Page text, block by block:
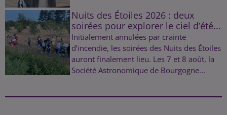
Nuits des Étoiles 2026 : deux
soirées pour explorer le ciel d’été...
Initialement annulées par crainte
d’incendie, les soirées des Nuits des Étoiles
auront finalement lieu. Les 7 et 8 août, la
Société Astronomique de Bourgogne...